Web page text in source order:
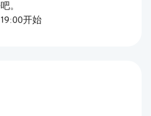
。
开始